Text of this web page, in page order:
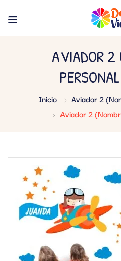
AVIADOR 2
Inicio
Aviador 2
Aviador 2